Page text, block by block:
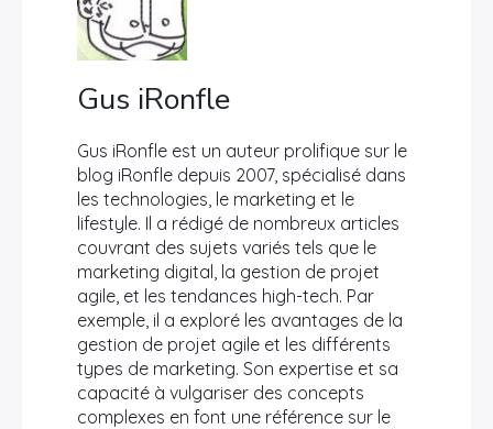
Gus iRonfle
Gus iRonfle est un auteur prolifique sur le
blog iRonfle depuis 2007, spécialisé dans
les technologies, le marketing et le
lifestyle. Il a rédigé de nombreux articles
couvrant des sujets variés tels que le
marketing digital, la gestion de projet
agile, et les tendances high-tech. Par
exemple, il a exploré les avantages de la
gestion de projet agile et les différents
types de marketing. Son expertise et sa
capacité à vulgariser des concepts
complexes en font une référence sur le